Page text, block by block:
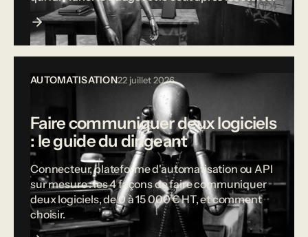
AUTOMATISATION22 juillet 2026
Faire communiquer deux logiciels
: le guide du dirigeant
Connecteur, plateforme d'automatisation ou API
sur mesure : les 4 façons de faire communiquer
deux logiciels, de 0 à 15 000 € HT, et comment
choisir.